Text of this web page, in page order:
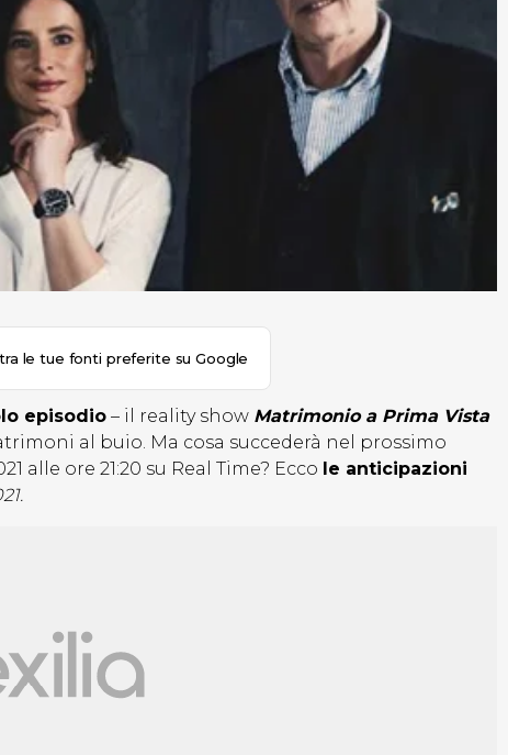
le tue fonti preferite su Google
episodio – il reality show Matrimonio a Prima Vista
al buio. Ma cosa succederà nel prossimo
alle ore 21:20 su Real Time? Ecco le anticipazioni